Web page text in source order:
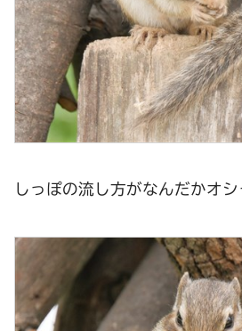
しっぽの流し方がなんだかオシ